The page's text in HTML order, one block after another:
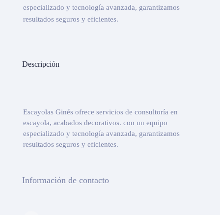
especializado y tecnología avanzada, garantizamos
resultados seguros y eficientes.
Descripción
Escayolas Ginés ofrece servicios de consultoría en
escayola, acabados decorativos. con un equipo
especializado y tecnología avanzada, garantizamos
resultados seguros y eficientes.
Información de contacto